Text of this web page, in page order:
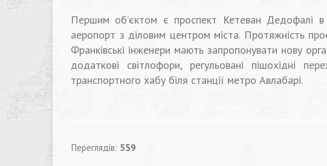
Першим об’єктом є проспект Кетеван Дедофалі в
аеропорт з діловим центром міста. Протяжність
Франківські інженери мають запропонувати нову
додаткові світлофори, регульовані пішохідні
транспортного хабу біля станції метро Авлабарі.
Переглядів: 559